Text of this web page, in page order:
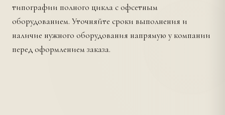
типографии полного цикла с офсетным
оборудованием. Уточняйте сроки выполнения и
наличие нужного оборудования напрямую у компании
перед оформлением заказа.